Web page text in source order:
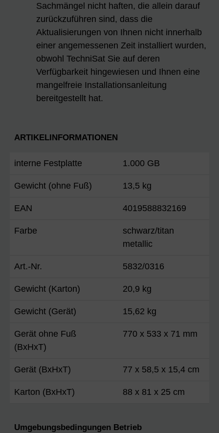
Sachmängel nicht haften, die allein darauf
zurückzuführen sind, dass die
Aktualisierungen von Ihnen nicht innerhalb
einer angemessenen Zeit installiert wurden,
obwohl TechniSat Sie auf deren
Verfügbarkeit hingewiesen und Ihnen eine
mangelfreie Installationsanleitung
bereitgestellt hat.
ARTIKELINFORMATIONEN
interne Festplatte 1.000 GB
Gewicht (ohne Fuß) 13,5 kg
EAN 4019588832169
Farbe
schwarz/titan
metallic
Art.-Nr. 5832/0316
Gewicht (Karton) 20,9 kg
Gewicht (Gerät) 15,62 kg
Gerät ohne Fuß
(BxHxT)
770 x 533 x 71 mm
Gerät (BxHxT) 77 x 58,5 x 15,4 cm
Karton (BxHxT) 88 x 81 x 25 cm
Umgebungsbedingungen Betrieb